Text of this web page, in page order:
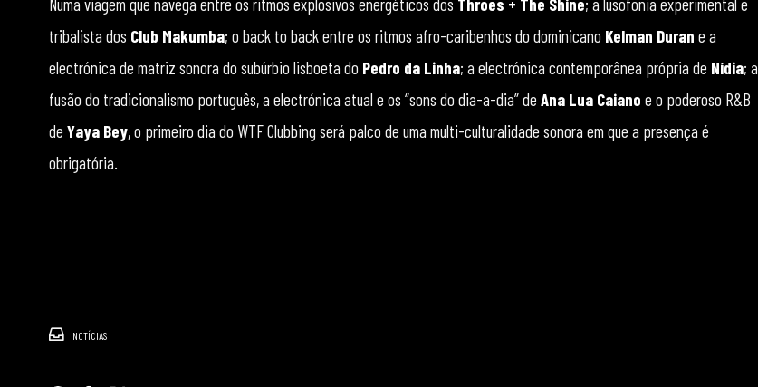
tribalista dos Club Makumba; o back to back entre os ritmos afro-caribenhos do dominicano Kelman Duran e a
electrónica de matriz sonora do subúrbio lisboeta do Pedro da Linha; a electrónica contemporânea própria de Nídia; a
fusão do tradicionalismo português, a electrónica atual e os “sons do dia-a-dia” de Ana Lua Caiano e o poderoso R&B
de Yaya Bey, o primeiro dia do WTF Clubbing será palco de uma multi-culturalidade sonora em que a presença é
obrigatória.
NOTÍCIAS